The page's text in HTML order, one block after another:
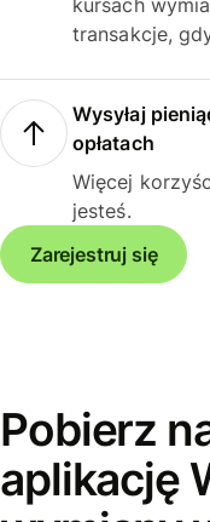
kursach
transakcje,
Wysyłaj
opłatach
Więcej
jesteś.
Zarejestruj się
Pobierz
aplikację